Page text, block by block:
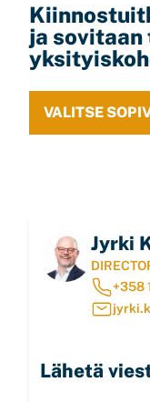
ja
VALITSE
Jyrki
+358
Lähetä